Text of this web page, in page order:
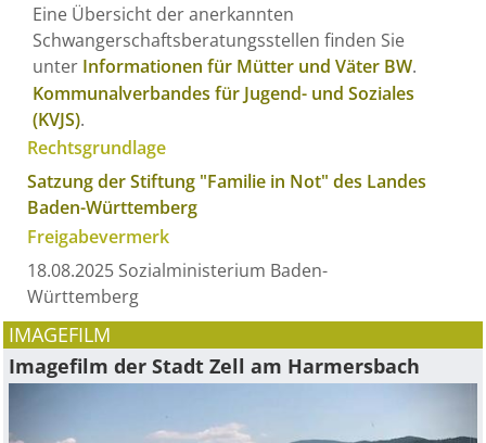
Eine Übersicht der anerkannten
Schwangerschaftsberatungsstellen finden Sie
unter Informationen für Mütter und Väter BW.
Kommunalverbandes für Jugend- und Soziales
(KVJS).
Rechtsgrundlage
Satzung der Stiftung "Familie in Not" des Landes
Baden-Württemberg
Freigabevermerk
18.08.2025 Sozialministerium Baden-
Württemberg
IMAGEFILM
Imagefilm der Stadt Zell am Harmersbach